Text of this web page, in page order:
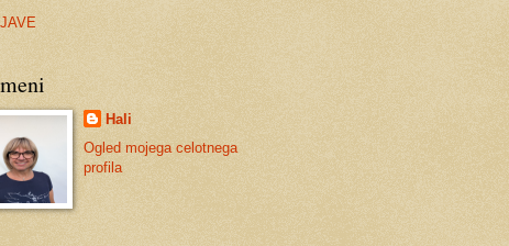
Hali
Ogled mojega celotnega
profila